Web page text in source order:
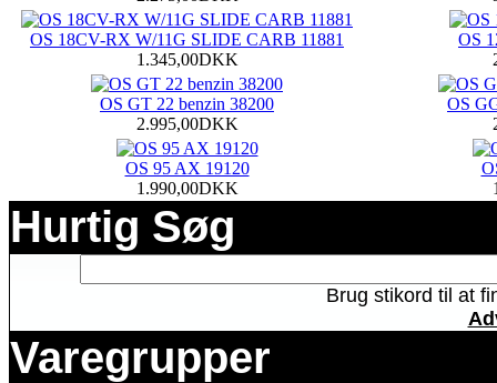
OS 18CV-RX W/11G SLIDE CARB 11881
1.345,00DKK
OS
OS GT 22 benzin 38200
2.995,00DKK
OS
OS 95 AX 19120
1.990,00DKK
Hurtig Søg
Brug stikord til at
Varegrupper